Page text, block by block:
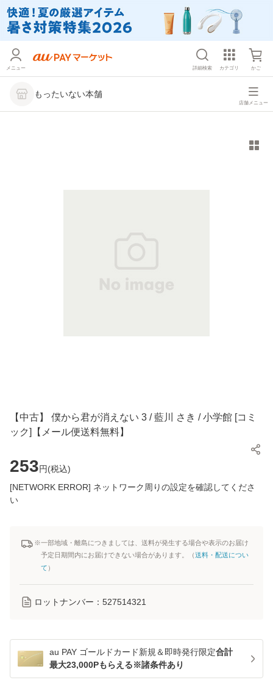
メニュー 詳細検索 カテゴリ かご
もったいない本舗
店舗メニュー
【中古】 僕から君が消えない 3 / 藍川 さき / 小学館 [コミ
ック]【メール便送料無料】
253円(税込)
[NETWORK ERROR] ネットワーク周りの設定を確認してくださ
い
※一部地域・離島につきましては、送料が発生する場合や表示のお届け
予定日期間内にお届けできない場合があります。（送料・配送につい
て ）
ロットナンバー： 527514321
au PAY ゴールドカード新規＆即時発行限定合計
最大23,000Pもらえる※諸条件あり